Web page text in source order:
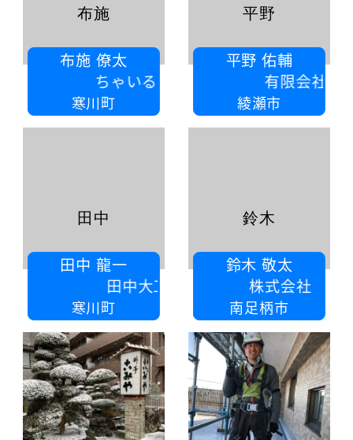
布施 僚太
ちゃいるどほーむ
寒川町
布施
平野 佑輔
有限会社ニット
綾瀬市
平野
田中 龍一
田中大工店
寒川町
田中
鈴木 敬太
株式会社 ボンズシップ
南足柄市
鈴木